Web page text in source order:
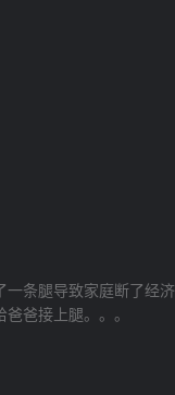
条腿导致家庭断了经
爸接上腿。。。